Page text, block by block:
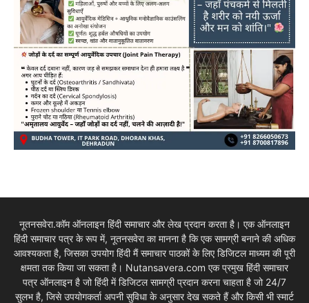
नूतनसवेरा.कॉम ऑनलाइन हिंदी समाचार और लेख प्रदान करता है। एक ऑनलाइन
हिंदी समाचार पत्र के रूप में, नूतनसवेरा का मानना है कि एक सामग्री बनाने की अधिक
आवश्यकता है, जिसका उपयोग हिंदी मैं समाचार पाठकों के लिए डिजिटल माध्यम की पूरी
क्षमता तक किया जा सकता है। Nutansavera.com एक प्रमुख हिंदी समाचार
पत्र ऑनलाइन है जो हिंदी में डिजिटल सामग्री प्रदान करना चाहता है जो 24/7
सुलभ है, जिसे उपयोगकर्ता अपनी सुविधा के अनुसार देख सकते हैं और किसी भी स्मार्ट